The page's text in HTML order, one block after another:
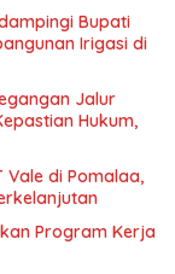
Bupati
Irigasi di
Jalur
Vale di Pomalaa,
Program Kerja